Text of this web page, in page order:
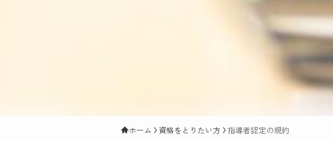
ホーム 資格をとりたい方 指導者認定の規約